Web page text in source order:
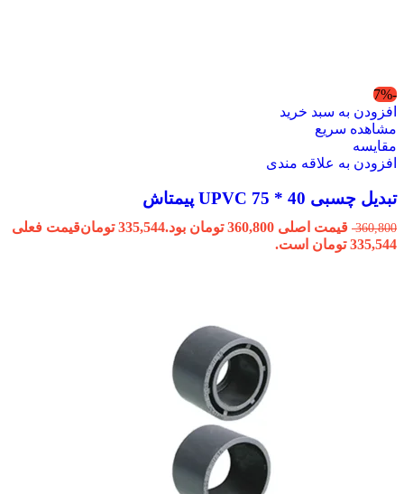
-7%
افزودن به سبد خرید
مشاهده سریع
مقایسه
افزودن به علاقه مندی
تبدیل چسبی 40 * 75 UPVC پیمتاش
360,800 قیمت اصلی 360,800 تومان بود. 335,544 تومانقیمت فعلی
335,544 تومان است.